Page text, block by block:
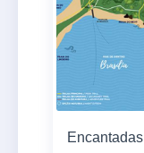
Encantadas